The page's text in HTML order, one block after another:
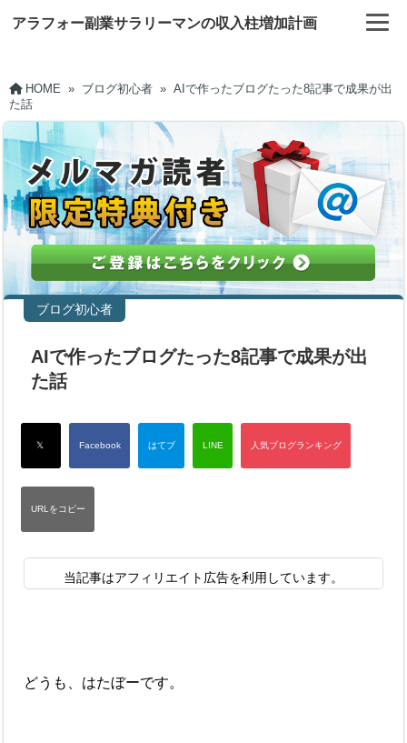
アラフォー副業サラリーマンの収入柱増加計画
HOME » ブログ初心者 » AIで作ったブログたった8記事で成果が出
た話
ブログ初心者
AIで作ったブログたった8記事で成果が出
た話
当記事はアフィリエイト広告を利用しています。
どうも、はたぼーです。